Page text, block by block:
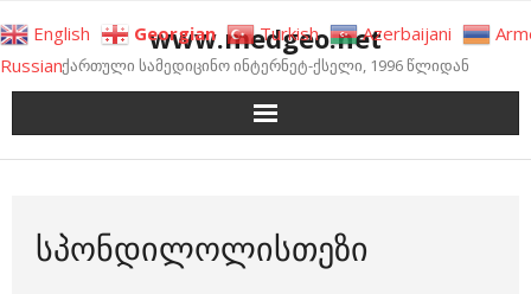
to
content
www.medgeo.net
ქართული სამედიცინო ინტერნეტ-ქსელი, 1996 წლიდან
ᲡᲞᲝᲜᲓᲘᲚᲝᲚᲘᲡᲗᲔᲖᲘ
English Georgian Turkish Azerbaijani
Russian